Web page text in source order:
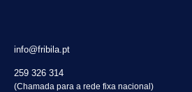
info@fribila.pt
259 326 314
(Chamada para a rede fixa nacional)